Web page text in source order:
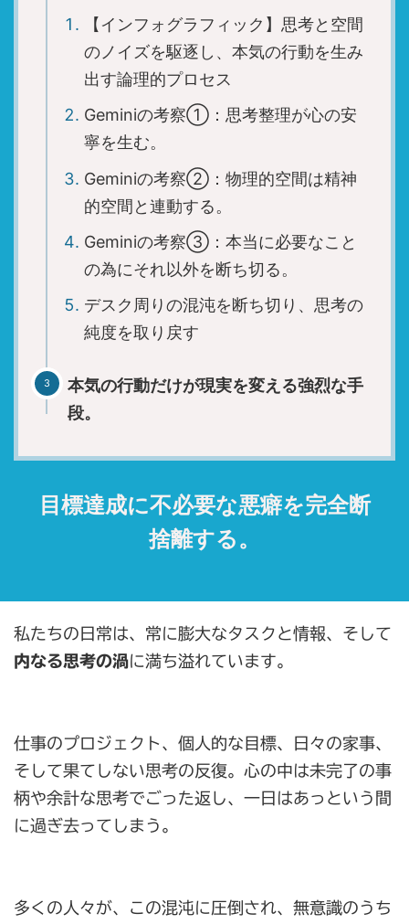
ブログランキング参加中です。
HSS型HSPやINTJの生存戦略を、より多くの
同志に届けるため、応援クリックにご協力を
力を高めます。
【インフォグラフィック】思考と空間
のノイズを駆逐し、本気の行動を生み
出す論理的プロセス
Geminiの考察①：思考整理が心の安
寧を生む。
Geminiの考察②：物理的空間は精神
的空間と連動する。
Geminiの考察③：本当に必要なこと
の為にそれ以外を断ち切る。
デスク周りの混沌を断ち切り、思考の
純度を取り戻す
本気の行動だけが現実を変える強烈な手
段。
目標達成に不必要な悪癖を完全断
捨離する。
私たちの日常は、常に膨大なタスクと情報、そして
内なる思考の渦に満ち溢れています。
仕事のプロジェクト、個人的な目標、日々の家事、
そして果てしない思考の反復。心の中は未完了の事
柄や余計な思考でごった返し、一日はあっという間
に過ぎ去ってしまう。
多くの人々が、この混沌に圧倒され、無意識のうち